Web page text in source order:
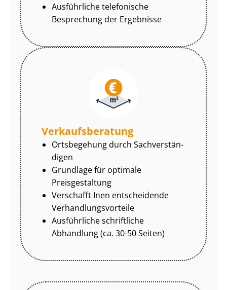
Ausführliche telefonische
Besprechung der Ergebnisse
Ver­kaufs­be­ra­tung
Ortsbegehung durch Sach­ver­stän­
di­gen
Grundlage für optimale
Preisgestaltung
Verschafft Inen entscheidende
Ver­hand­lungs­vor­tei­le
Ausführliche schriftliche
Abhandlung (ca. 30-50 Seiten)